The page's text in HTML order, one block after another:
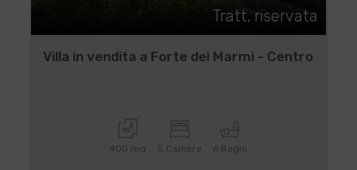
Tratt. riservata
Villa in vendita a Forte dei Marmi - Centro
400 mq 5 Camere 6 Bagni